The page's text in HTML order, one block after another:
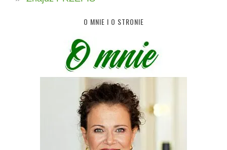
O MNIE I O STRONIE